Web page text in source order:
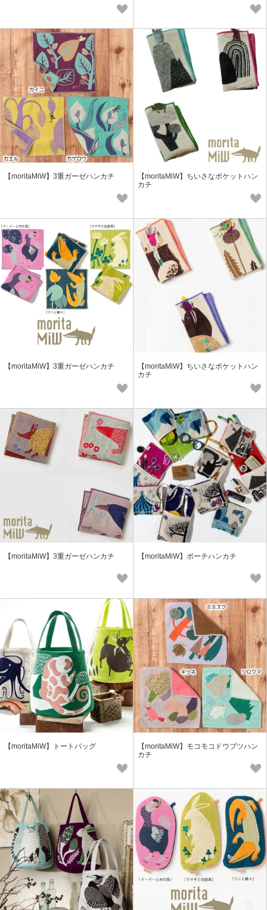
【moritaMiW】3重ガーゼハンカチ
【moritaMiW】ちいさなポケットハン
カチ
【moritaMiW】3重ガーゼハンカチ
【moritaMiW】ちいさなポケットハン
カチ
【moritaMiW】3重ガーゼハンカチ 【moritaMiW】ポーチハンカチ
【moritaMiW】トートバッグ
【moritaMiW】モコモコドウブツハン
カチ